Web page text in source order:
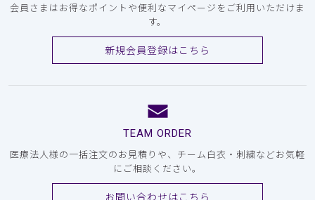
会員さまはお得なポイントや便利なマイページをご利用いただけま
す。
新規会員登録はこちら
TEAM ORDER
医療法人様の一括注文のお見積りや、チーム白衣・刺繍などお気軽
にご相談ください。
お問い合わせはこちら